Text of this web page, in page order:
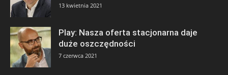
13 kwietnia 2021
Play: Nasza oferta stacjonarna daje
duże oszczędności
7 czerwca 2021